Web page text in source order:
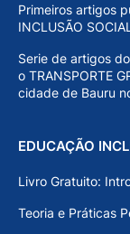
Primeiros artigos
INCLUSÃO
Serie de artigos
o TRANSPORTE
cidade de Bauru
EDUCAÇÃO
Livro Gratuito:
Teoria e Práticas